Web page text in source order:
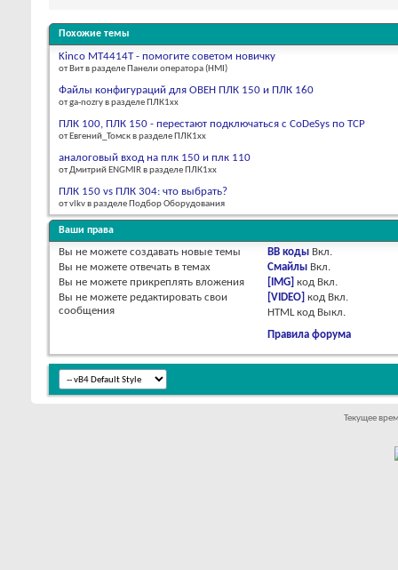
Похожие темы
Kinco MT4414T - помогите советом новичку
от Bит в разделе Панели оператора (HMI)
Файлы конфигураций для ОВЕН ПЛК 150 и ПЛК 160
от ga-nozry в разделе ПЛК1хх
ПЛК 100, ПЛК 150 - перестают подключаться с CoDeSys по TCP
от Евгений_Томск в разделе ПЛК1хх
аналоговый вход на плк 150 и плк 110
от Дмитрий ENGMIR в разделе ПЛК1хх
ПЛК 150 vs ПЛК 304: что выбрать?
от vlkv в разделе Подбор Оборудования
Ваши права
Вы не можете создавать новые темы
Вы не можете отвечать в темах
Вы не можете прикреплять вложения
Вы не можете редактировать свои
сообщения
BB коды Вкл.
Смайлы Вкл.
[IMG] код Вкл.
[VIDEO] код Вкл.
HTML код Выкл.
Правила форума
Текущее